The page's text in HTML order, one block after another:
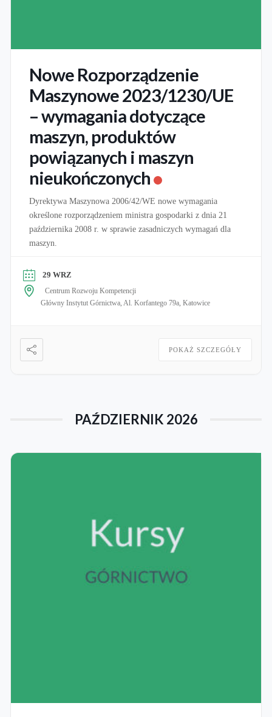
Nowe Rozporządzenie
Maszynowe 2023/1230/UE
– wymagania dotyczące
maszyn, produktów
powiązanych i maszyn
nieukończonych
Dyrektywa Maszynowa 2006/42/WE nowe wymagania
określone rozporządzeniem ministra gospodarki z dnia 21
października 2008 r. w sprawie zasadniczych wymagań dla
maszyn.
29 WRZ
Centrum Rozwoju Kompetencji
Główny Instytut Górnictwa, Al. Korfantego 79a, Katowice
POKAŻ SZCZEGÓŁY
PAŹDZIERNIK 2026